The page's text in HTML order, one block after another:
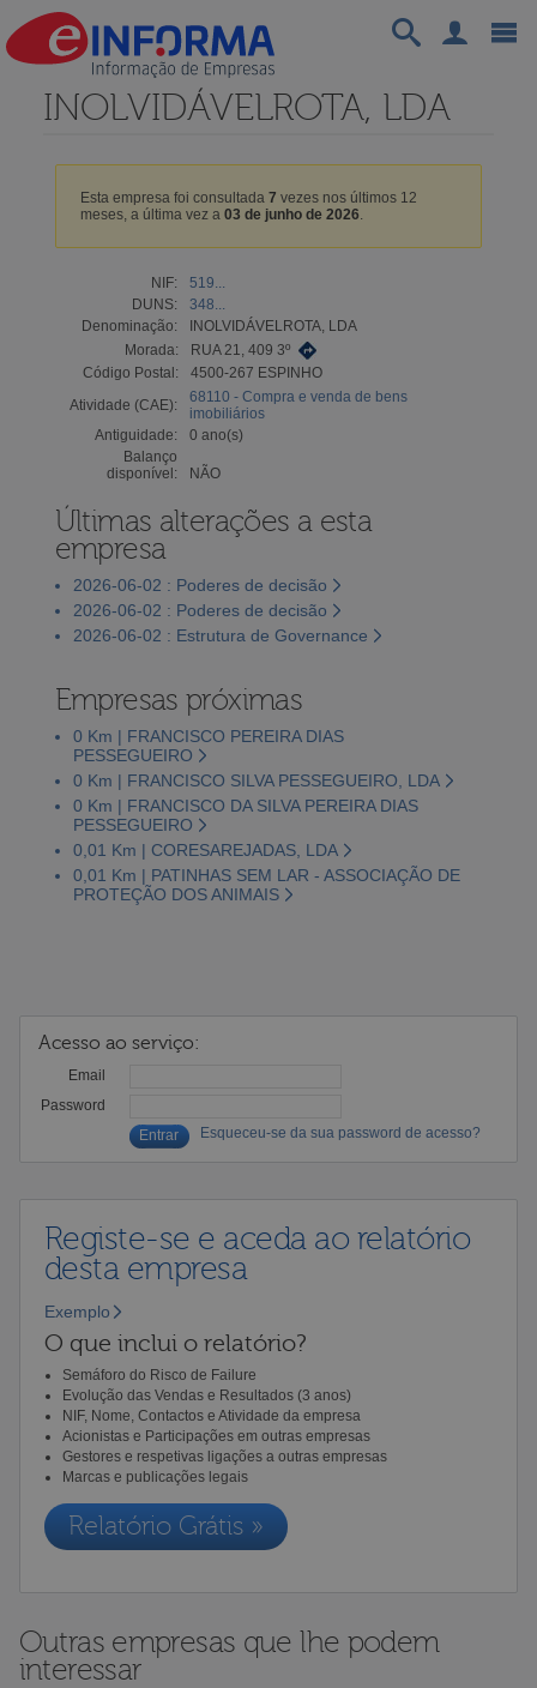
INOLVIDÁVELROTA, LDA
Esta empresa foi consultada 7 vezes nos últimos 12
meses, a última vez a 03 de junho de 2026.
NIF:
519...
DUNS:
348...
Denominação:
INOLVIDÁVELROTA, LDA
Morada:
RUA 21, 409 3º
Código Postal:
4500-267 ESPINHO
Atividade (CAE):
68110 - Compra e venda de bens
imobiliários
Antiguidade:
0 ano(s)
Balanço
disponível:
NÃO
Últimas alterações a esta
empresa
2026-06-02 : Poderes de decisão
2026-06-02 : Poderes de decisão
2026-06-02 : Estrutura de Governance
Empresas próximas
0 Km | FRANCISCO PEREIRA DIAS
PESSEGUEIRO
0 Km | FRANCISCO SILVA PESSEGUEIRO, LDA
0 Km | FRANCISCO DA SILVA PEREIRA DIAS
PESSEGUEIRO
0,01 Km | CORESAREJADAS, LDA
0,01 Km | PATINHAS SEM LAR - ASSOCIAÇÃO DE
PROTEÇÃO DOS ANIMAIS
Acesso ao serviço:
Email
Password
Esqueceu-se da sua password de acesso?
Registe-se e aceda ao relatório
desta empresa
Exemplo
O que inclui o relatório?
Semáforo do Risco de Failure
Evolução das Vendas e Resultados (3 anos)
NIF, Nome, Contactos e Atividade da empresa
Acionistas e Participações em outras empresas
Gestores e respetivas ligações a outras empresas
Marcas e publicações legais
Relatório Grátis »
Outras empresas que lhe podem
interessar